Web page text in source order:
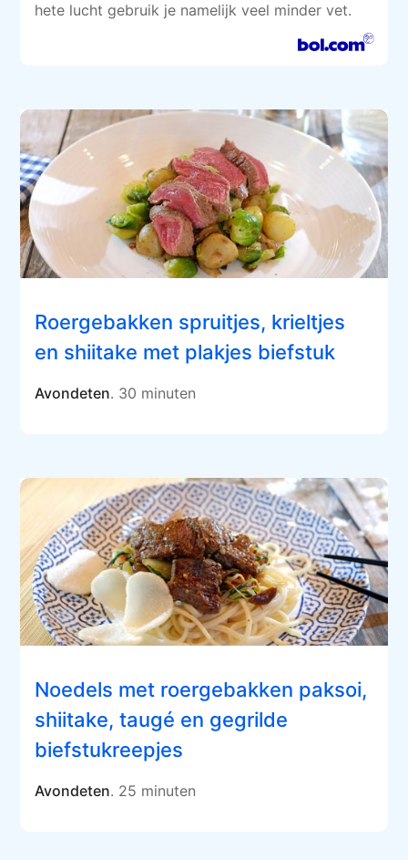
hete lucht gebruik je namelijk veel minder vet.
Roergebakken spruitjes, krieltjes
en shiitake met plakjes biefstuk
Avondeten. 30 minuten
Noedels met roergebakken paksoi,
shiitake, taugé en gegrilde
biefstukreepjes
Avondeten. 25 minuten